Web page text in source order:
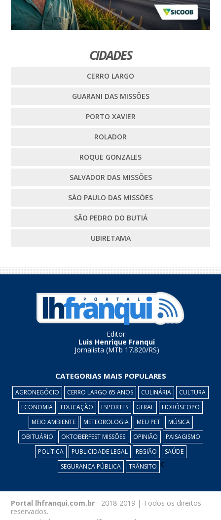
CIDADES
CERRO LARGO
GUARANI DAS MISSÕES
PORTO XAVIER
ROLADOR
ROQUE GONZALES
SALVADOR DAS MISSÕES
SÃO PAULO DAS MISSÕES
SÃO PEDRO DO BUTIÁ
UBIRETAMA
Editor:
Luis Henrique Franqui
Jornalista (MTb 17.820/RS)
CATEGORIAS MAIS POPULARES
AGRONEGÓCIO CERRO LARGO 65 ANOS CULINÁRIA
CULTURA
ECONOMIA
EDUCAÇÃO ESPORTES GERAL
HORÓSCOPO
MEIO AMBIENTE
METEOROLOGIA MEU PET
MÚSICA
OBITUÁRIO
OKTOBERFEST MISSÕES OPINIÃO
PAISAGISMO
POLÍTICA
PUBLICIDADE LEGAL REGIÃO
SAÚDE
SEGURANÇA PÚBLICA
TRÂNSITO c
Portal lhfranqui.com.br - 2018-2019 | Todos os direitos
reservados.